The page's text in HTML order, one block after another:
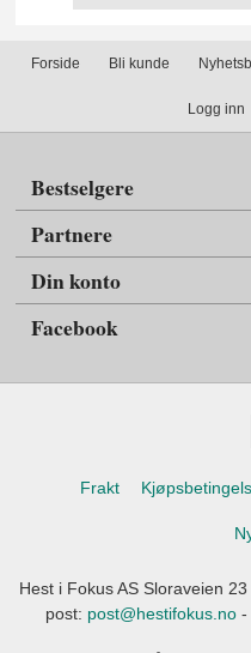
Forside Bli kunde
Logg inn
Bestselgere
Partnere
Din konto
Facebook
Frakt
Hest i Fokus AS Sloraveien
post: post@hestifokus.no-